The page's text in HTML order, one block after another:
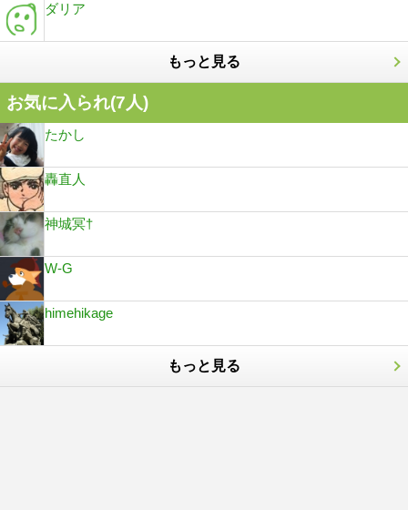
ダリア
もっと見る
お気に入られ(7人)
たかし
轟直人
神城冥†
W-G
himehikage
もっと見る